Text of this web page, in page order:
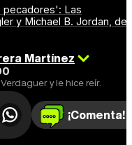
pecadores': Las
y Michael B. Jordan, de
Martínez
y le hice reír.
¡Comenta!